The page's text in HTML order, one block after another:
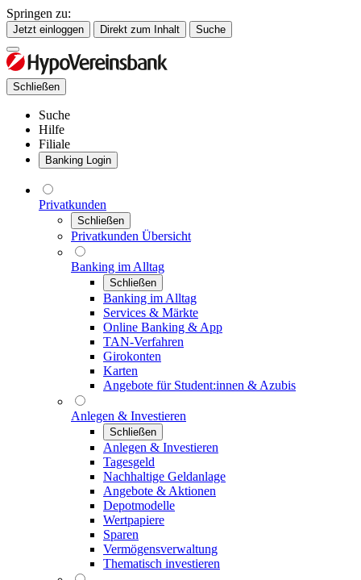
Springen zu:
Jetzt einloggen Direkt zum Inhalt Suche
Schließen
Suche
Hilfe
Filiale
Banking Login
Privatkunden
Schließen
Privatkunden Übersicht
Banking im Alltag
Schließen
Banking im Alltag
Services & Märkte
Online Banking & App
TAN-Verfahren
Girokonten
Karten
Angebote für Student:innen & Azubis
Anlegen & Investieren
Schließen
Anlegen & Investieren
Tagesgeld
Nachhaltige Geldanlage
Angebote & Aktionen
Depotmodelle
Wertpapiere
Sparen
Vermögensverwaltung
Thematisch investieren